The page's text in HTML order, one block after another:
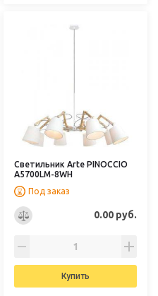
Светильник Arte PINOCCIO
A5700LM-8WH
Под заказ
0.00 руб.
Купить